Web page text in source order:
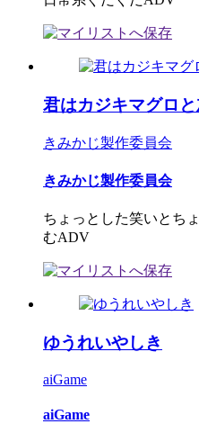
君はカジキマグロ
きみかじ製作委員会
きみかじ製作委員会
ちょっとした笑いとち
むADV
ゆうれいやしき
aiGame
aiGame